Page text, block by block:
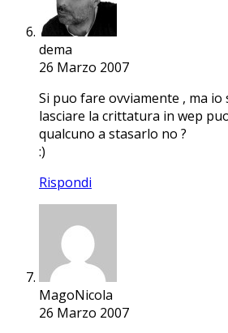
dema
26 Marzo 2007
Si puo fare ovviamente , ma io
lasciare la crittatura in wep
qualcuno a stasarlo no ?
:)
Rispondi
MagoNicola
26 Marzo 2007